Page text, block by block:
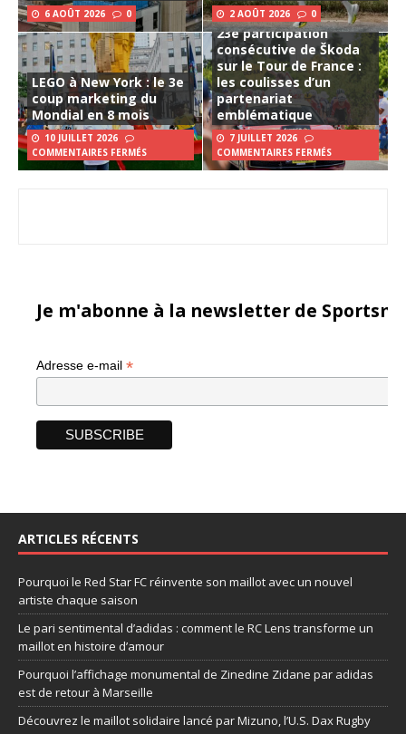
6 AOÛT 2026 0 2 AOÛT 2026 0
LEGO à New York : le 3e
coup marketing du
Mondial en 8 mois
10 JUILLET 2026
COMMENTAIRES FERMÉS
23e participation
consécutive de Škoda
sur le Tour de France :
les coulisses d’un
partenariat
emblématique
7 JUILLET 2026
COMMENTAIRES FERMÉS
Je m'abonne à la newsletter de
Adresse e-mail *
ARTICLES RÉCENTS
Pourquoi le Red Star FC réinvente son maillot avec un nouvel
artiste chaque saison
Le pari sentimental d’adidas : comment le RC Lens transforme un
maillot en histoire d’amour
Pourquoi l’affichage monumental de Zinedine Zidane par adidas
est de retour à Marseille
Découvrez le maillot solidaire lancé par Mizuno, l’U.S. Dax Rugby